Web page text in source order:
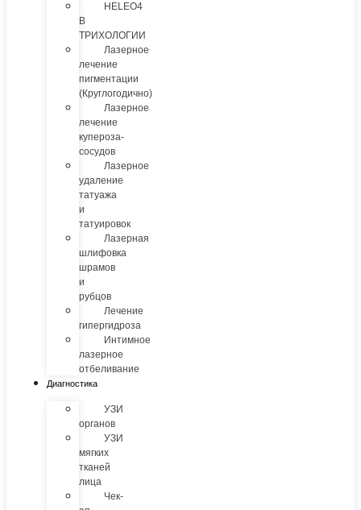
HELEO4
В
ТРИХОЛОГИИ
Лазерное
лечение
пигментации
(Круглогодично)
Лазерное
лечение
купероза-
сосудов
Лазерное
удаление
татуажа
и
татуировок
Лазерная
шлифовка
шрамов
и
рубцов
Лечение
гипергидроза
Интимное
лазерное
отбеливание
Диагностика
УЗИ
органов
УЗИ
мягких
тканей
лица
Чек-